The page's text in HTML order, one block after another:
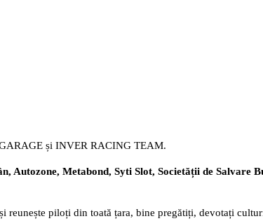
și INVER RACING TEAM.
n, Autozone, Metabond, Syti Slot, Societății de
piloți din toată țara, bine pregătiți, devotați